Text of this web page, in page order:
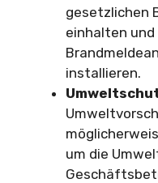
gesetzlichen
einhalten
installieren.
um die